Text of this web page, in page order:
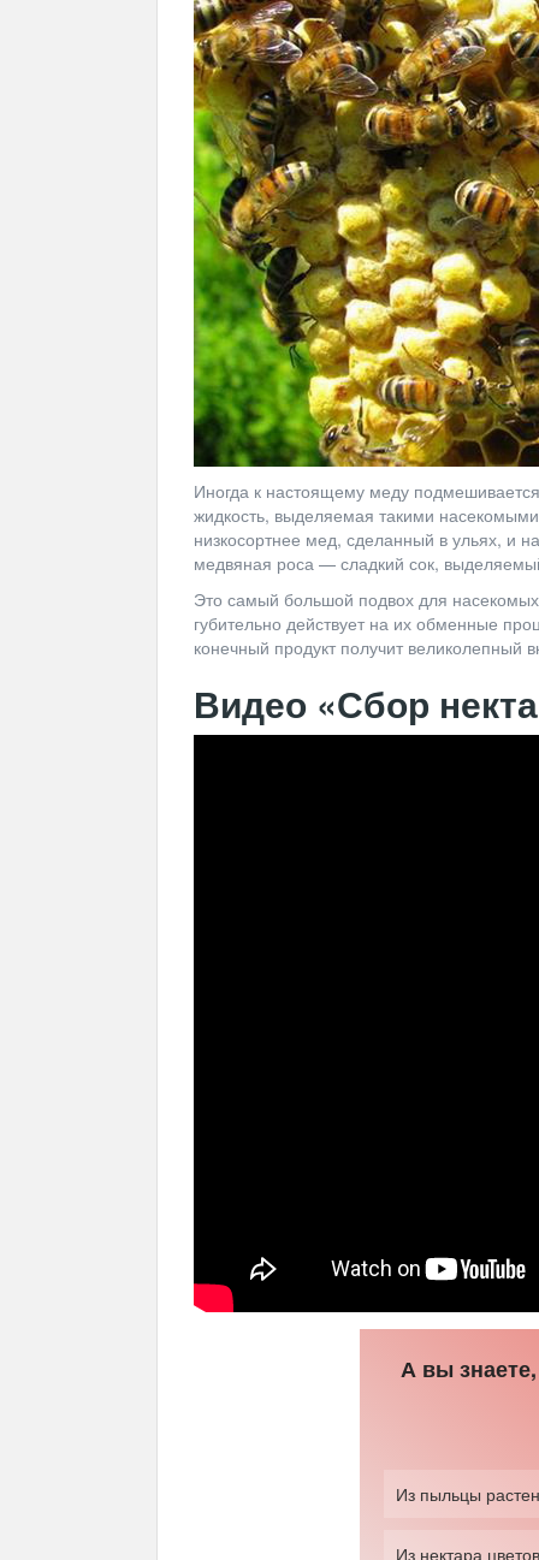
Иногда к настоящему меду
жидкость, выделяемая такими
низкосортнее мед, сделанный в ульях, и
медвяная роса — сладкий сок,
Это самый большой подвох для
губительно действует на их обменные
конечный продукт получит великолепный
Видео «Сбор
А вы
Из пыльцы
Из нектара цветов